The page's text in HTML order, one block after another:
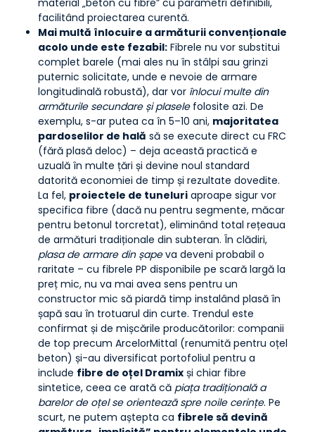
material „beton cu fibre” cu parametri definibili,
facilitând proiectarea curentă.
Mai multă înlocuire a armăturii convenționale
acolo unde este fezabil: Fibrele nu vor substitui
complet barele (mai ales nu în stâlpi sau grinzi
puternic solicitate, unde e nevoie de armare
longitudinală robustă), dar vor înlocui multe din
armăturile secundare și plaselefolosite azi. De
exemplu, s-ar putea ca în 5–10 ani, majoritatea
pardoselilor de hală să se execute direct cu FRC
(fără plasă deloc) – deja această practică e
uzuală în multe țări și devine noul standard
datorită economiei de timp și rezultate dovedite.
La fel, proiectele de tuneluri aproape sigur vor
specifica fibre (dacă nu pentru segmente, măcar
pentru betonul torcretat), eliminând total rețeaua
de armături tradiționale din subteran. În clădiri,
plasa de armare din șapeva deveni probabil o
raritate – cu fibrele PP disponibile pe scară largă la
preț mic, nu va mai avea sens pentru un
constructor mic să piardă timp instalând plasă în
șapă sau în trotuarul din curte. Trendul este
confirmat și de mișcările producătorilor: companii
de top precum ArcelorMittal (renumită pentru oțel
beton) și-au diversificat portofoliul pentru a
include fibre de oțel Dramix și chiar fibre
sintetice, ceea ce arată că piața tradițională a
barelor de oțel se orientează spre noile cerințe. Pe
scurt, ne putem aștepta ca fibrele să devină